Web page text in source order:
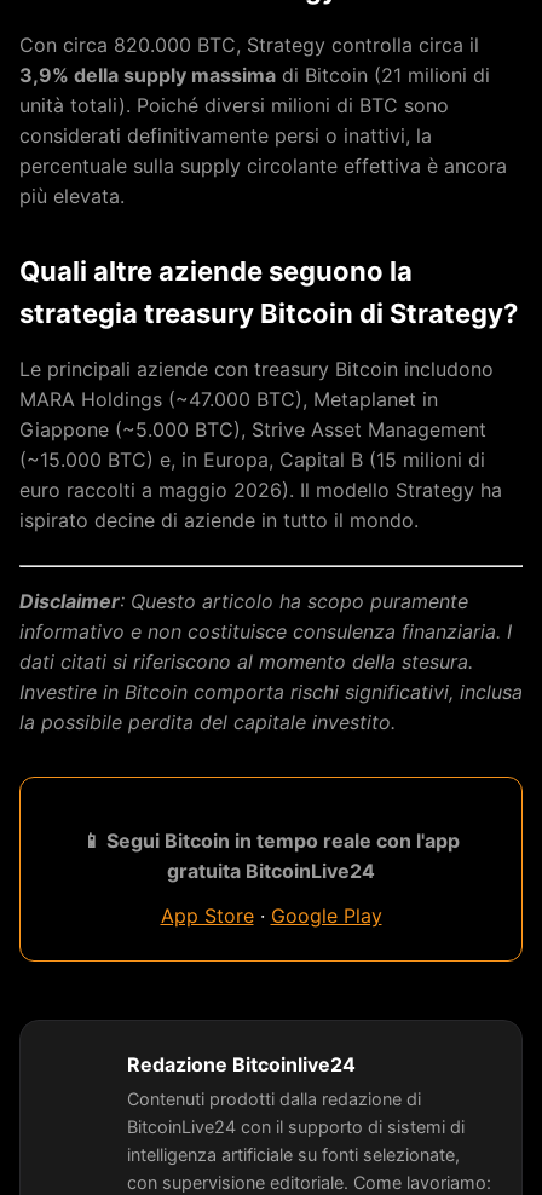
Con circa 820.000 BTC, Strategy controlla circa il
3,9% della supply massima di Bitcoin (21 milioni di
unità totali). Poiché diversi milioni di BTC sono
considerati definitivamente persi o inattivi, la
percentuale sulla supply circolante effettiva è ancora
più elevata.
Quali altre aziende seguono la
strategia treasury Bitcoin di Strategy?
Le principali aziende con treasury Bitcoin includono
MARA Holdings (~47.000 BTC), Metaplanet in
Giappone (~5.000 BTC), Strive Asset Management
(~15.000 BTC) e, in Europa, Capital B (15 milioni di
euro raccolti a maggio 2026). Il modello Strategy ha
ispirato decine di aziende in tutto il mondo.
Disclaimer: Questo articolo ha scopo puramente
informativo e non costituisce consulenza finanziaria. I
dati citati si riferiscono al momento della stesura.
Investire in Bitcoin comporta rischi significativi, inclusa
la possibile perdita del capitale investito.
📱 Segui Bitcoin in tempo reale con l'app
gratuita BitcoinLive24
App Store· Google Play
Redazione Bitcoinlive24
Contenuti prodotti dalla redazione di
BitcoinLive24 con il supporto di sistemi di
intelligenza artificiale su fonti selezionate,
con supervisione editoriale. Come lavoriamo: